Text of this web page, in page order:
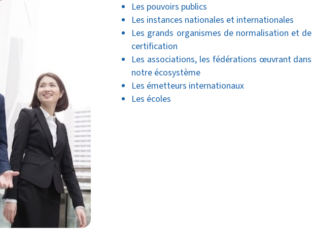
Les pouvoirs publics
Les instances nationales et internationales
Les grands organismes de normalisation et de
certification
Les associations, les fédérations œuvrant dans
notre écosystème
Les émetteurs internationaux
Les écoles